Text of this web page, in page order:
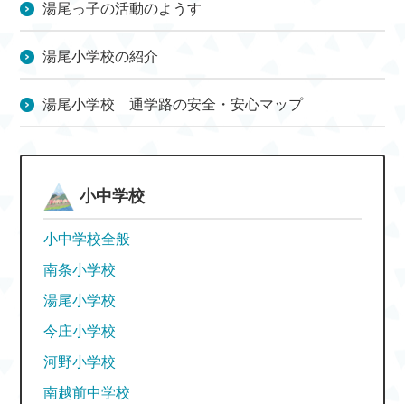
湯尾っ子の活動のようす
湯尾小学校の紹介
湯尾小学校 通学路の安全・安心マップ
小中学校
小中学校全般
南条小学校
湯尾小学校
今庄小学校
河野小学校
南越前中学校